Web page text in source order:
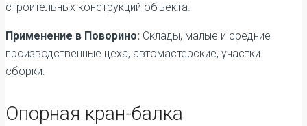
строительных конструкций объекта.
Применение в Поворино: Склады, малые и средние
производственные цеха, автомастерские, участки
сборки.
Опорная кран-балка